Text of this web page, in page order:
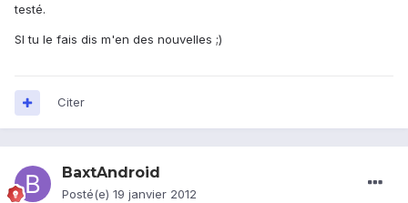
testé.
SI tu le fais dis m'en des nouvelles ;)
Citer
BaxtAndroid
Posté(e) 19 janvier 2012